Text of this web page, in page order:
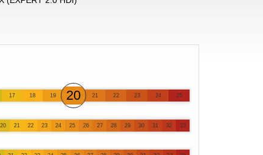
17 18 19 20 21 22 23 24 25
20 21 22 23 24 25 26 27 28 29 30 31 32 33